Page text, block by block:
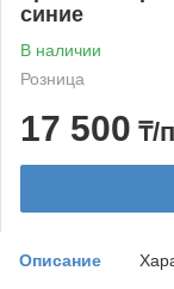
синие
В наличии
Розница
17 500 ₸/
Описание